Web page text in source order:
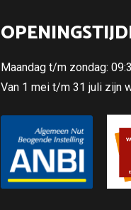
Maandag t/m zondag:
Van 1 mei t/m 31 juli zijn